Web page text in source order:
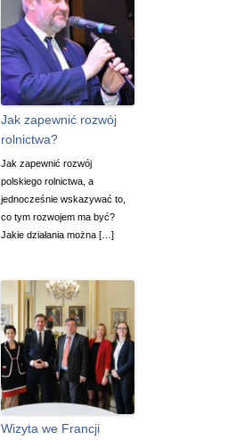
Jak zapewnić rozwój
rolnictwa?
Jak zapewnić rozwój
polskiego rolnictwa, a
jednocześnie wskazywać to,
co tym rozwojem ma być?
Jakie działania można […]
Wizyta we Francji